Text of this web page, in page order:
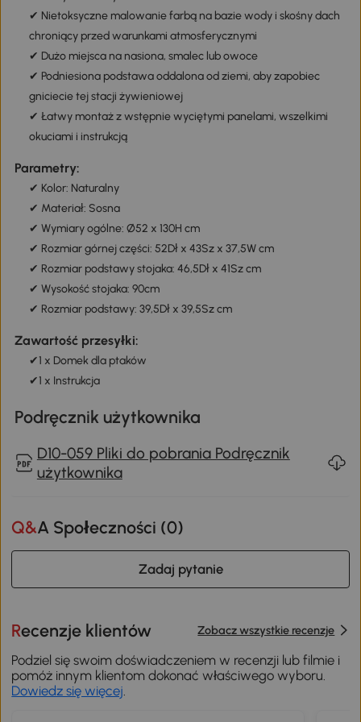
✔ Nietoksyczne malowanie farbą na bazie wody i skośny dach
chroniący przed warunkami atmosferycznymi
✔ Dużo miejsca na nasiona, smalec lub owoce
✔ Podniesiona podstawa oddalona od ziemi, aby zapobiec
gniciecie tej stacji żywieniowej
✔ Łatwy montaż z wstępnie wyciętymi panelami, wszelkimi
okuciami i instrukcją
Parametry:
✔ Kolor: Naturalny
✔ Materiał: Sosna
✔ Wymiary ogólne: Ø52 x 130H cm
✔ Rozmiar górnej części: 52Dł x 43Sz x 37,5W cm
✔ Rozmiar podstawy stojaka: 46,5Dł x 41Sz cm
✔ Wysokość stojaka: 90cm
✔ Rozmiar podstawy: 39,5Dł x 39,5Sz cm
Zawartość przesyłki:
✔1 x Domek dla ptaków
✔1 x Instrukcja
Podręcznik użytkownika
D10-059 Pliki do pobrania Podręcznik
użytkownika
Q&A Społeczności (0)
Zadaj pytanie
Recenzje klientów Zobacz wszystkie recenzje
Podziel się swoim doświadczeniem w recenzji lub filmie i
pomóż innym klientom dokonać właściwego wyboru.
Dowiedz się więcej